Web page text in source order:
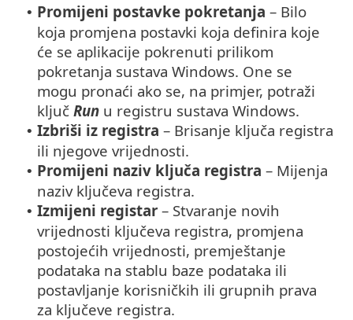
• Promijeni postavke pokretanja – Bilo
koja promjena postavki koja definira koje
će se aplikacije pokrenuti prilikom
pokretanja sustava Windows. One se
mogu pronaći ako se, na primjer, potraži
ključ Run u registru sustava Windows.
• Izbriši iz registra – Brisanje ključa registra
ili njegove vrijednosti.
• Promijeni naziv ključa registra – Mijenja
naziv ključeva registra.
• Izmijeni registar – Stvaranje novih
vrijednosti ključeva registra, promjena
postojećih vrijednosti, premještanje
podataka na stablu baze podataka ili
postavljanje korisničkih ili grupnih prava
za ključeve registra.